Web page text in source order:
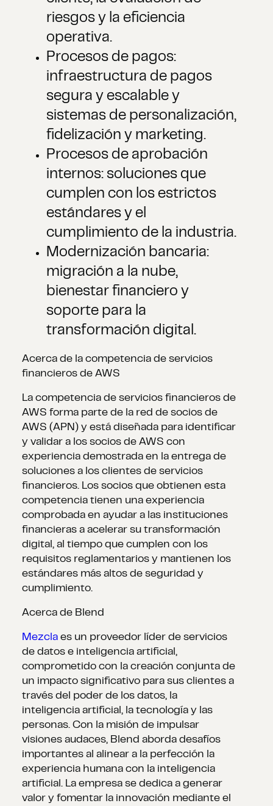
riesgos y la eficiencia
operativa.
Procesos de pagos:
infraestructura de pagos
segura y escalable y
sistemas de personalización,
fidelización y marketing.
Procesos de aprobación
internos: soluciones que
cumplen con los estrictos
estándares y el
cumplimiento de la industria.
Modernización bancaria:
migración a la nube,
bienestar financiero y
soporte para la
transformación digital.
Acerca de la competencia de servicios
financieros de AWS
La competencia de servicios financieros de
AWS forma parte de la red de socios de
AWS (APN) y está diseñada para identificar
y validar a los socios de AWS con
experiencia demostrada en la entrega de
soluciones a los clientes de servicios
financieros. Los socios que obtienen esta
competencia tienen una experiencia
comprobada en ayudar a las instituciones
financieras a acelerar su transformación
digital, al tiempo que cumplen con los
requisitos reglamentarios y mantienen los
estándares más altos de seguridad y
cumplimiento.
Acerca de Blend
Mezcla es un proveedor líder de servicios
de datos e inteligencia artificial,
comprometido con la creación conjunta de
un impacto significativo para sus clientes a
través del poder de los datos, la
inteligencia artificial, la tecnología y las
personas. Con la misión de impulsar
visiones audaces, Blend aborda desafíos
importantes al alinear a la perfección la
experiencia humana con la inteligencia
artificial. La empresa se dedica a generar
valor y fomentar la innovación mediante el